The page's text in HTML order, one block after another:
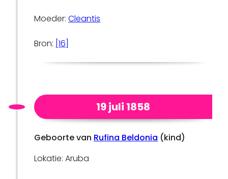
Moeder:Cleantis
Bron: [16]
19 juli 1858
Geboorte van Rufina Beldonia (kind)
Lokatie: Aruba